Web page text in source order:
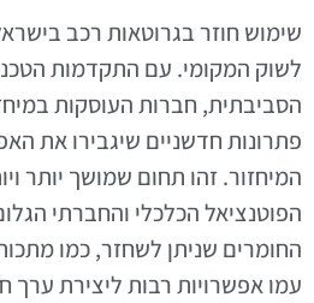
שימוש חוזר בגרוטאות רכב
לשוק המקומי. עם התקדמות
הסביבתית, חברות העוסקות
פתרונות חדשניים שיגבירו את
המיחזור. זהו תחום שמושך יותר
הפוטנציאל הכלכלי והחברתי
החומרים שניתן לשחזר, כמו
עמו אפשרויות רבות ליצירת ערך